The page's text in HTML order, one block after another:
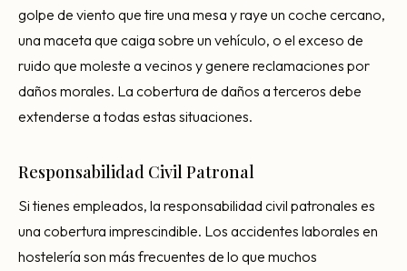
golpe de viento que tire una mesa y raye un coche cercano,
una maceta que caiga sobre un vehículo, o el exceso de
ruido que moleste a vecinos y genere reclamaciones por
daños morales. La cobertura de daños a terceros debe
extenderse a todas estas situaciones.
Responsabilidad Civil Patronal
Si tienes empleados, la responsabilidad civil patronales es
una cobertura imprescindible. Los accidentes laborales en
hostelería son más frecuentes de lo que muchos